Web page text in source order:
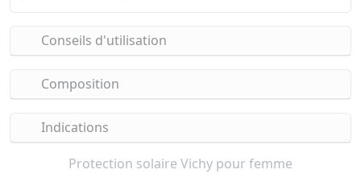
Conseils d'utilisation
Composition
Indications
Protection solaire Vichy pour femme